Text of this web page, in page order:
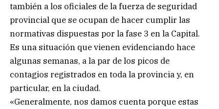
también a los oficiales de la fuerza de seguridad
provincial que se ocupan de hacer cumplir las
normativas dispuestas por la fase 3 en la Capital.
Es una situación que vienen evidenciando hace
algunas semanas, a la par de los picos de
contagios registrados en toda la provincia y, en
particular, en la ciudad.
«Generalmente, nos damos cuenta porque estas